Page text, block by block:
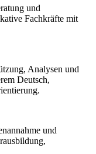
und
Fachkräfte mit
Analysen und
Deutsch,
und